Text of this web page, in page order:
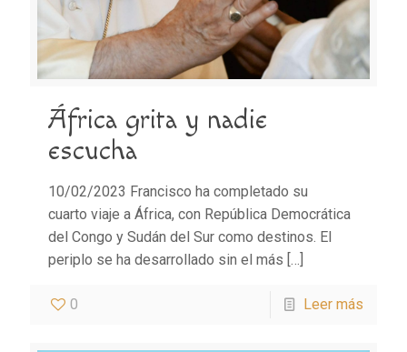
África grita y nadie
escucha
10/02/2023 Francisco ha completado su
cuarto viaje a África, con República Democrática
del Congo y Sudán del Sur como destinos. El
periplo se ha desarrollado sin el más […]
0 Leer más